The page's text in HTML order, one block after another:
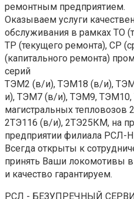
ремонтным предприятием.
Оказываем услуги
обслуживания в рамках ТО
ТР (текущего ремонта), СР
(капитального ремонта)
серий
ТЭМ2 (в/и), ТЭМ18 (в/и),
и), ТЭМ7 (в/и), ТЭМ9,
магистральных
2ТЭ116 (в/и), 2ТЭ25КМ, на
предприятии филиала РСЛ-
Всегда открыты к
принять Ваши локомотивы
и качество гарантируем.
РСЛ - БЕЗУПРЕЧНЫЙ